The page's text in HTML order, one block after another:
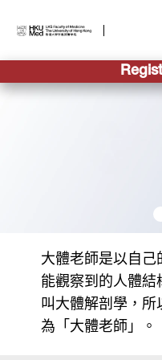
大體老師是以自己
能觀察到的人體結
叫大體解剖學，所
為「大體老師」。